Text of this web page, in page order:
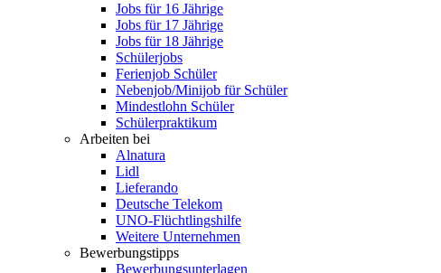
Jobs für 16 Jährige
Jobs für 17 Jährige
Jobs für 18 Jährige
Schülerjobs
Ferienjob Schüler
Nebenjob/Minijob für Schüler
Mindestlohn Schüler
Schülerpraktikum
Arbeiten bei
Alnatura
Lidl
Lieferando
Deutsche Telekom
UNO-Flüchtlingshilfe
Weitere Unternehmen
Bewerbungstipps
Bewerbungsunterlagen